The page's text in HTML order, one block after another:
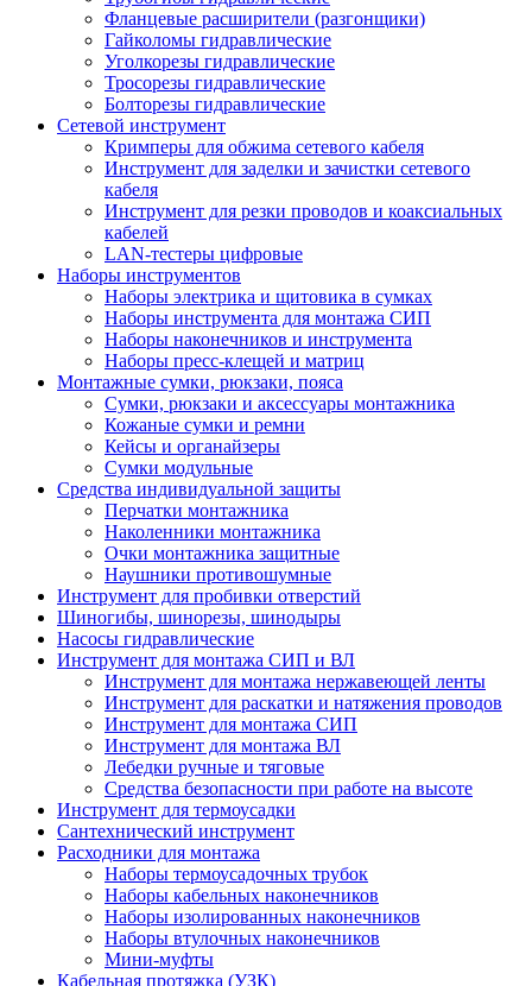
Фланцевые расширители (разгонщики)
Гайколомы гидравлические
Уголкорезы гидравлические
Тросорезы гидравлические
Болторезы гидравлические
Сетевой инструмент
Кримперы для обжима сетевого кабеля
Инструмент для заделки и зачистки сетевого
кабеля
Инструмент для резки проводов и коаксиальных
кабелей
LAN-тестеры цифровые
Наборы инструментов
Наборы электрика и щитовика в сумках
Наборы инструмента для монтажа СИП
Наборы наконечников и инструмента
Наборы пресс-клещей и матриц
Монтажные сумки, рюкзаки, пояса
Сумки, рюкзаки и аксессуары монтажника
Кожаные сумки и ремни
Кейсы и органайзеры
Сумки модульные
Средства индивидуальной защиты
Перчатки монтажника
Наколенники монтажника
Очки монтажника защитные
Наушники противошумные
Инструмент для пробивки отверстий
Шиногибы, шинорезы, шинодыры
Насосы гидравлические
Инструмент для монтажа СИП и ВЛ
Инструмент для монтажа нержавеющей ленты
Инструмент для раскатки и натяжения проводов
Инструмент для монтажа СИП
Инструмент для монтажа ВЛ
Лебедки ручные и тяговые
Средства безопасности при работе на высоте
Инструмент для термоусадки
Сантехнический инструмент
Расходники для монтажа
Наборы термоусадочных трубок
Наборы кабельных наконечников
Наборы изолированных наконечников
Наборы втулочных наконечников
Мини-муфты
Кабельная протяжка (УЗК)